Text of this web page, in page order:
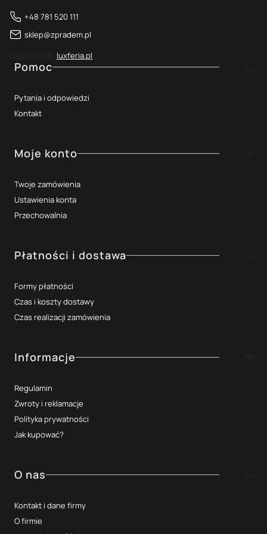
+48 781 520 111
sklep@zpradem.pl
luxferia.pl
Linki w stopce
Pomoc
Pytania i odpowiedzi
Kontakt
Moje konto
Twoje zamówienia
Ustawienia konta
Przechowalnia
Płatności i dostawa
Formy płatności
Czas i koszty dostawy
Czas realizacji zamówienia
Informacje
Regulamin
Zwroty i reklamacje
Polityka prywatności
Jak kupować?
O nas
Kontakt i dane firmy
O firmie